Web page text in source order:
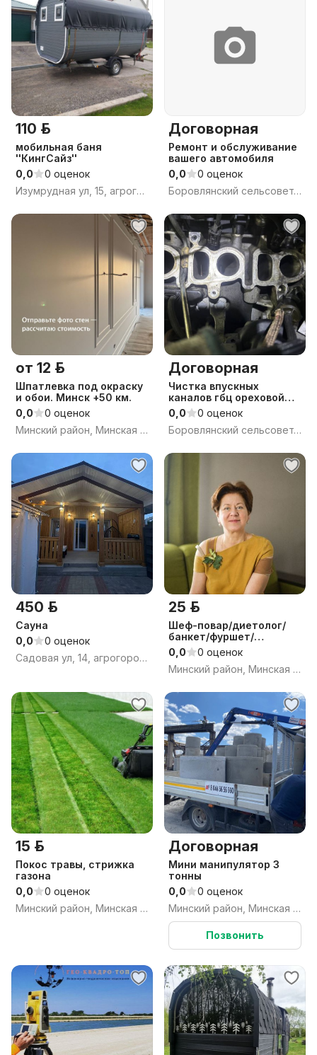
110 р.
мобильная баня
''КингСайз''
0,0
0 оценок
Изумрудная ул, 15, агрогородок Ратомка, Ждановичский сельсовет, Минский район, Минская область
Договорная
Ремонт и обслуживание
вашего автомобиля
0,0
0 оценок
Боровлянский сельсовет, Минский район, Минская область
от 12 р.
Шпатлевка под окраску
и обои. Минск +50 км.
0,0
0 оценок
Минский район, Минская обл.
Договорная
Чистка впускных
каналов гбц ореховой
скорлупой
0,0
0 оценок
Боровлянский сельсовет, Минский район, Минская область
450 р.
Сауна
0,0
0 оценок
Садовая ул, 14, агрогородок Ждановичи, Ждановичский сельсовет, Минский район, Минская область
25 р.
Шеф-повар/диетолог/
банкет/фуршет/
кейтеринг/обучение
0,0
0 оценок
Минский район, Минская обл.
15 р.
Покос травы, стрижка
газона
0,0
0 оценок
Минский район, Минская обл.
Договорная
Мини манипулятор 3
тонны
0,0
0 оценок
Минский район, Минская обл.
Позвонить